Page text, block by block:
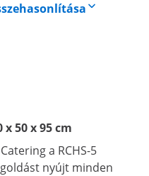
x 50 x 95 cm
a RCHS-5
nyújt minden